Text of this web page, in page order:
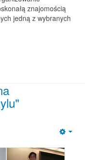
znajomością
jedną z wybranych